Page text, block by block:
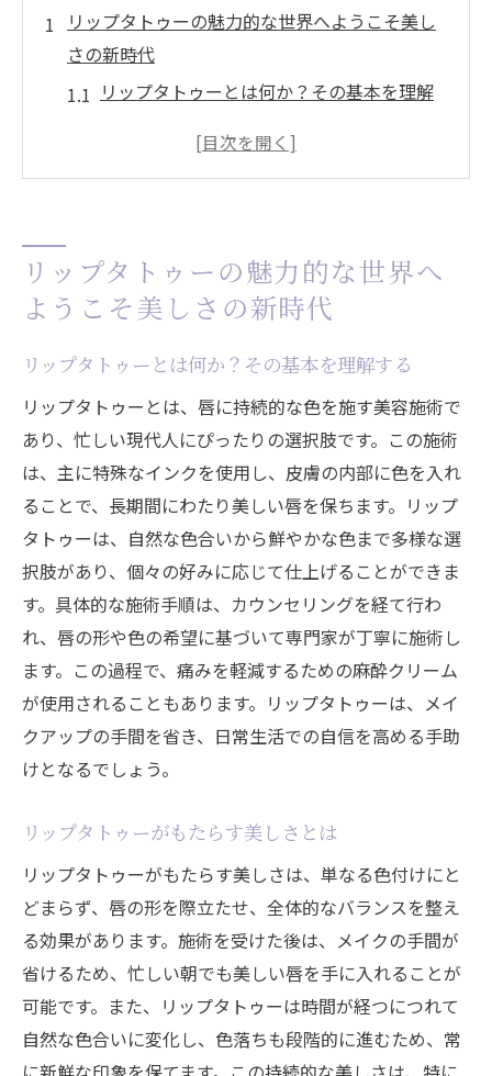
リップタトゥーの魅力的な世界へようこそ美し
さの新時代
リップタトゥーとは何か？その基本を理解
リップタトゥーがもたらす美しさとは
施術前に知っておくべきこと
リップタトゥーが開く新しい美の可能性
命とその影響
リップタトゥーが日常生活に溶け込む理由
忙しい朝のメイク時間を劇的に短縮
自然な仕上がりで自信を引き出す効果
リップタトゥーで得られるメリット
SNS時代における美のスタンダード
リップタトゥーで変わるライフスタイル
リップタトゥーを選ぶ理由現代女性のライフス
タイルとの相性
リップタトゥーが働く女性に支持される理
由
ライフスタイルに合わせたカラー選び
日常の美しさを支える施術とは
リップタトゥーとセルフケアの両立
現代女性にとってのリップタトゥーの重要
性
リップタトゥーの技術進化がもたらす新たな選
択肢とその可能性
リップタトゥーの魅力的な世界へ
ようこそ美しさの新時代
リップタトゥーとは何か？その基本を理解する
リップタトゥーとは、唇に持続的な色を施す美容施術で
あり、忙しい現代人にぴったりの選択肢です。この施術
は、主に特殊なインクを使用し、皮膚の内部に色を入れ
ることで、長期間にわたり美しい唇を保ちます。リップ
タトゥーは、自然な色合いから鮮やかな色まで多様な選
択肢があり、個々の好みに応じて仕上げることができま
す。具体的な施術手順は、カウンセリングを経て行わ
れ、唇の形や色の希望に基づいて専門家が丁寧に施術し
ます。この過程で、痛みを軽減するための麻酔クリーム
が使用されることもあります。リップタトゥーは、メイ
クアップの手間を省き、日常生活での自信を高める手助
けとなるでしょう。
リップタトゥーがもたらす美しさとは
リップタトゥーがもたらす美しさは、単なる色付けにと
どまらず、唇の形を際立たせ、全体的なバランスを整え
る効果があります。施術を受けた後は、メイクの手間が
省けるため、忙しい朝でも美しい唇を手に入れることが
可能です。また、リップタトゥーは時間が経つにつれて
自然な色合いに変化し、色落ちも段階的に進むため、常